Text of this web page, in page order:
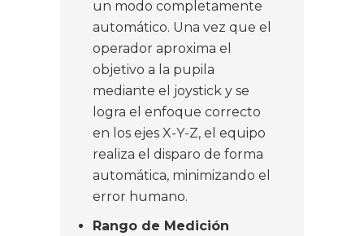
un modo completamente
automático. Una vez que el
operador aproxima el
objetivo a la pupila
mediante el joystick y se
logra el enfoque correcto
en los ejes X-Y-Z, el equipo
realiza el disparo de forma
automática, minimizando el
error humano.
Rango de Medición